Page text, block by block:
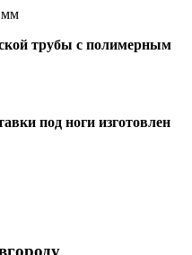
мм
трубы с полимерным
под ноги изготовлен